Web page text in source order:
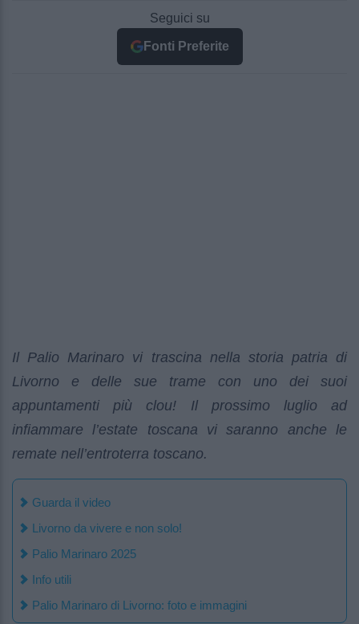
Seguici su
Fonti Preferite
Il Palio Marinaro vi trascina nella storia patria di
Livorno e delle sue trame con uno dei suoi
appuntamenti più clou! Il prossimo luglio ad
infiammare l’estate toscana vi saranno anche le
remate nell’entroterra toscano.
Guarda il video
Livorno da vivere e non solo!
Palio Marinaro 2025
Info utili
Palio Marinaro di Livorno: foto e immagini